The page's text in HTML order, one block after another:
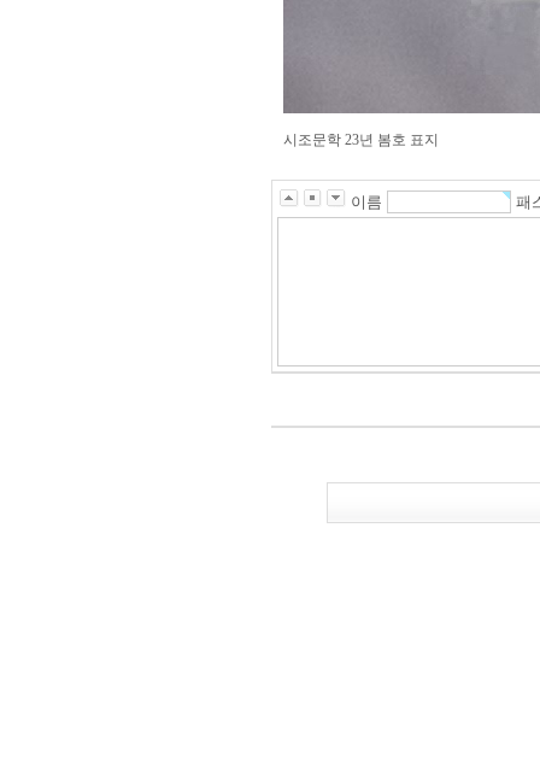
시조문학 23년 봄호 표지
이름 패